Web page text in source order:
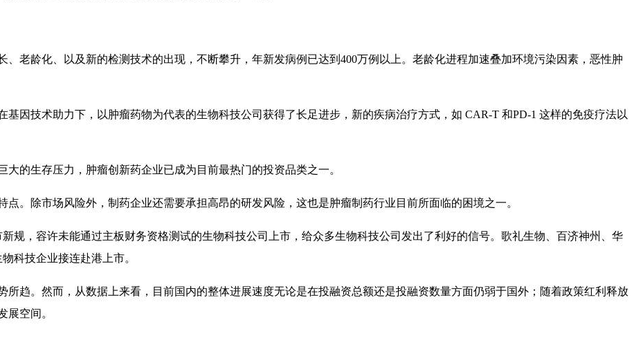
老龄化、以及新的检测技术的出现，不断攀升，年新发病例已达到400万例以上。老龄化进程加速叠加环境污染因素，恶性肿
因技术助力下，以肿瘤药物为代表的生物科技公司获得了长足进步，新的疾病治疗方式，如 CAR-T 和PD-1 这样的免疫疗法以
的生存压力，肿瘤创新药企业已成为目前最热门的投资品类之一。
。除市场风险外，制药企业还需要承担高昂的研发风险，这也是肿瘤制药行业目前所面临的困境之一。
规，容许未能通过主板财务资格测试的生物科技公司上市，给众多生物科技公司发出了利好的信号。歌礼生物、百济神州、华
科技企业接连赴港上市。
所趋。然而，从数据上来看，目前国内的整体进展速度无论是在投融资总额还是投融资数量方面仍弱于国外；随着政策红利释放
展空间。